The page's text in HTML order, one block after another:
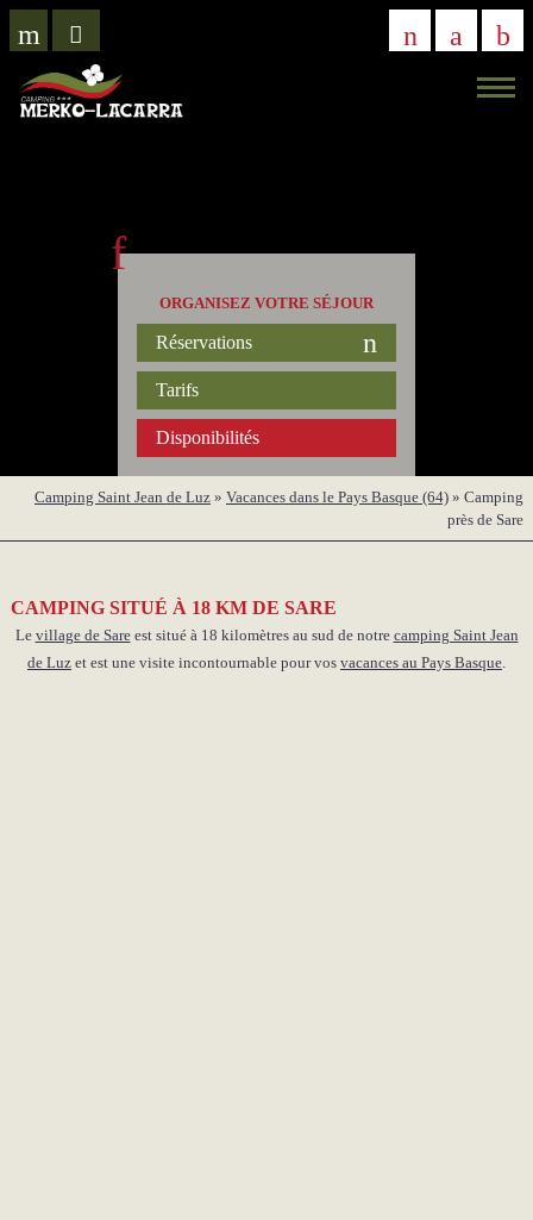
VISITE
VIRTUELLE
ORGANISEZ VOTRE SÉJOUR
Réservations
Tarifs
Disponibilités
Camping Saint Jean de Luz » Vacances dans le Pays Basque (64) » Camping
près de Sare
CAMPING SITUÉ À 18 KM DE SARE
Le village de Sareest situé à 18 kilomètres au sud de notre camping Saint Jean
de Luz et est une visite incontournable pour vos vacances au Pays Basque